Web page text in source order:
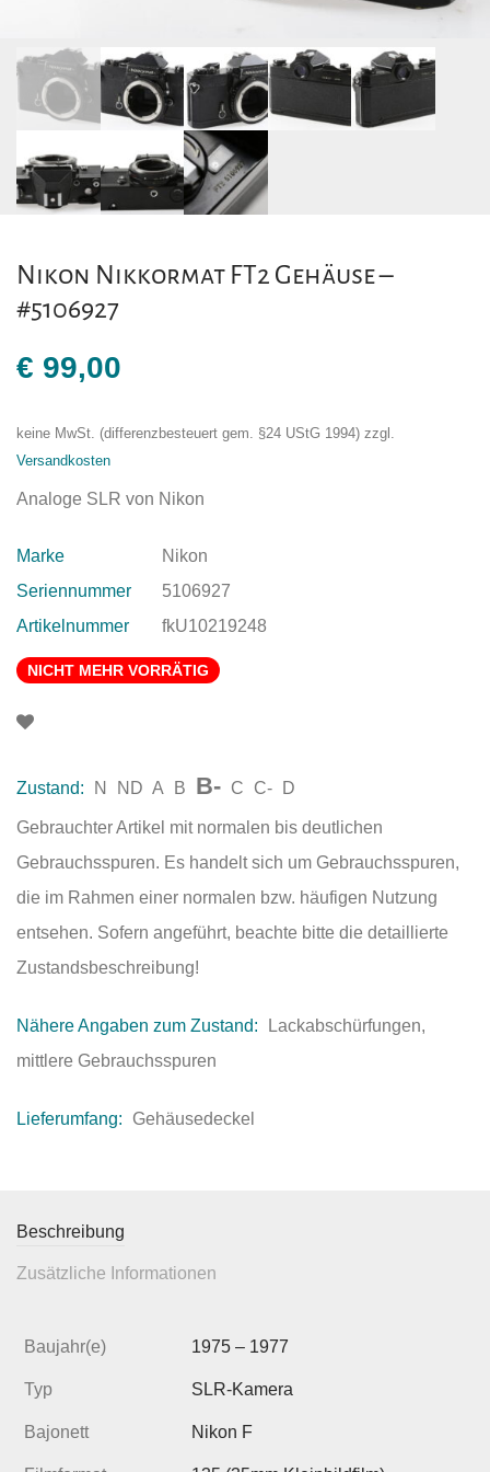
Nikon Nikkormat FT2 Gehäuse –
#5106927
€ 99,00
keine MwSt. (differenzbesteuert gem. §24 UStG 1994) zzgl.
Versandkosten
Analoge SLR von Nikon
Marke
Nikon
Seriennummer
5106927
Artikelnummer
fkU10219248
NICHT MEHR VORRÄTIG
Zustand: N ND A B B- C C- D
Gebrauchter Artikel mit normalen bis deutlichen
Gebrauchsspuren. Es handelt sich um Gebrauchsspuren,
die im Rahmen einer normalen bzw. häufigen Nutzung
entsehen. Sofern angeführt, beachte bitte die detaillierte
Zustandsbeschreibung!
Nähere Angaben zum Zustand:
Lackabschürfungen,
mittlere Gebrauchsspuren
Lieferumfang: Gehäusedeckel
Beschreibung
Zusätzliche Informationen
Baujahr(e) 1975 – 1977
Typ SLR-Kamera
Bajonett Nikon F